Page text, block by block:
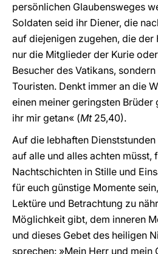
persönlichen Glaubensweges
Soldaten seid ihr Diener, die
auf diejenigen zugehen, die
nur die Mitglieder der Kurie
Besucher des Vatikans,
Touristen. Denkt immer an die
einen meiner geringsten Brüder
ihr mir getan« (Mt25,40).
Auf die lebhaften
auf alle und alles achten müsst,
Nachtschichten in Stille und
für euch günstige Momente
Lektüre und Betrachtung zu
Möglichkeit gibt, dem inneren
und dieses Gebet des heiligen
sprechen: »Mein Herr und mein